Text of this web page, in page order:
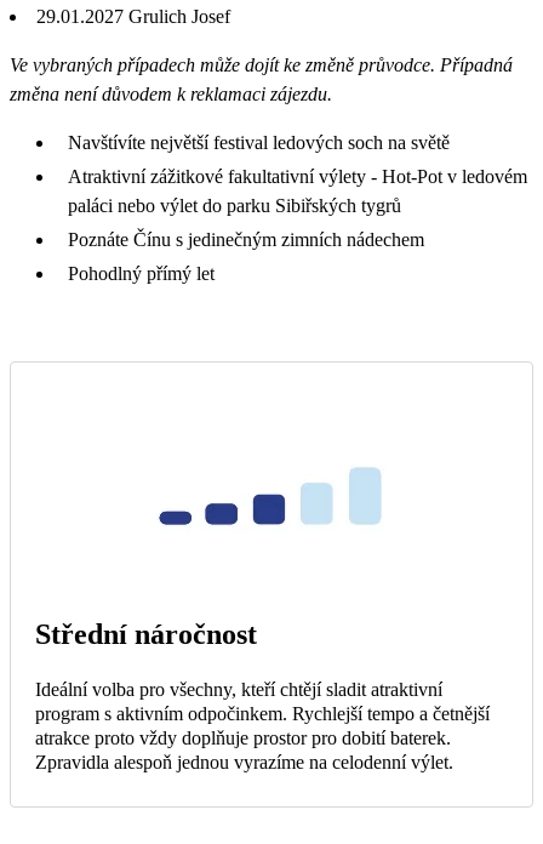
29.01.2027 Grulich Josef
Ve vybraných případech může dojít ke změně průvodce. Případná
změna není důvodem k reklamaci zájezdu.
Navštívíte největší festival ledových soch na světě
Atraktivní zážitkové fakultativní výlety - Hot-Pot v ledovém
paláci nebo výlet do parku Sibiřských tygrů
Poznáte Čínu s jedinečným zimních nádechem
Pohodlný přímý let
Střední náročnost
Ideální volba pro všechny, kteří chtějí sladit atraktivní
program s aktivním odpočinkem. Rychlejší tempo a četnější
atrakce proto vždy doplňuje prostor pro dobití baterek.
Zpravidla alespoň jednou vyrazíme na celodenní výlet.